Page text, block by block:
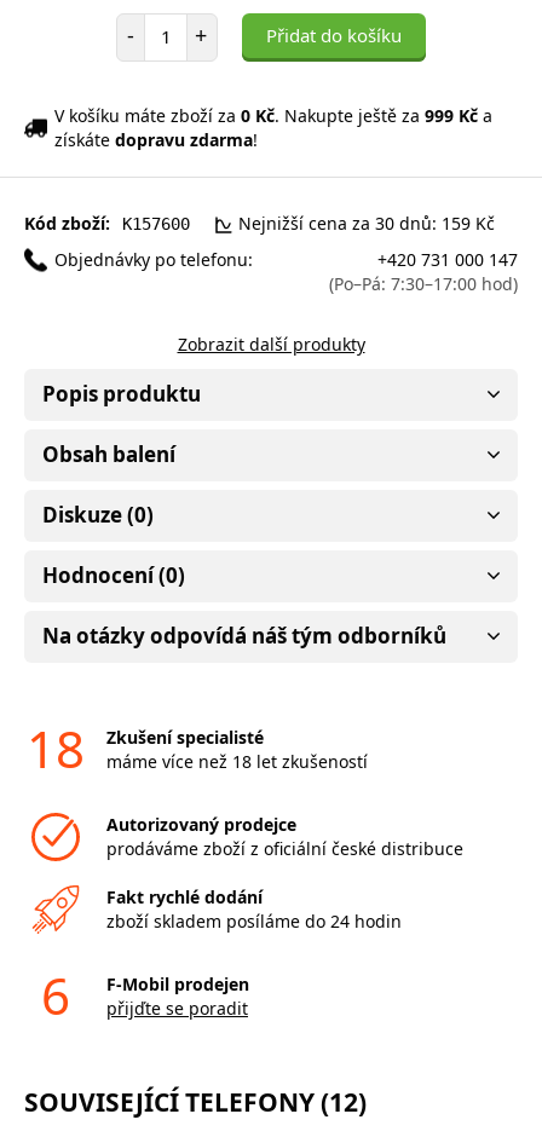
- Počet položek
+ Přidat do košíku
V košíku máte zboží za 0 Kč. Nakupte ještě za 999 Kč a
získáte dopravu zdarma!
Kód zboží: K157600
Nejnižší cena za 30 dnů: 159 Kč
Objednávky po telefonu:
+420 731 000 147
(Po–Pá: 7:30–17:00 hod)
Zobrazit další produkty
Popis produktu
Obsah balení
Diskuze (0)
Hodnocení (0)
Na otázky odpovídá náš tým odborníků
18
Zkušení specialisté
máme více než 18 let zkušeností
Autorizovaný prodejce
prodáváme zboží z oficiální české distribuce
Fakt rychlé dodání
zboží skladem posíláme do 24 hodin
6
F-Mobil prodejen
přijďte se poradit
SOUVISEJÍCÍ TELEFONY (12)